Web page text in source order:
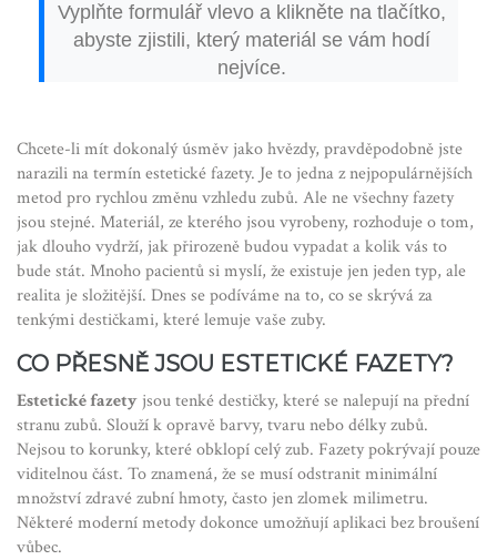
Vyplňte formulář vlevo a klikněte na tlačítko,
abyste zjistili, který materiál se vám hodí
nejvíce.
Chcete-li mít dokonalý úsměv jako hvězdy, pravděpodobně jste
narazili na termín estetické fazety. Je to jedna z nejpopulárnějších
metod pro rychlou změnu vzhledu zubů. Ale ne všechny fazety
jsou stejné. Materiál, ze kterého jsou vyrobeny, rozhoduje o tom,
jak dlouho vydrží, jak přirozeně budou vypadat a kolik vás to
bude stát. Mnoho pacientů si myslí, že existuje jen jeden typ, ale
realita je složitější. Dnes se podíváme na to, co se skrývá za
tenkými destičkami, které lemuje vaše zuby.
CO PŘESNĚ JSOU ESTETICKÉ FAZETY?
Estetické fazety jsou tenké destičky, které se nalepují na přední
stranu zubů. Slouží k opravě barvy, tvaru nebo délky zubů.
Nejsou to korunky, které obklopí celý zub. Fazety pokrývají pouze
viditelnou část. To znamená, že se musí odstranit minimální
množství zdravé zubní hmoty, často jen zlomek milimetru.
Některé moderní metody dokonce umožňují aplikaci bez broušení
vůbec.